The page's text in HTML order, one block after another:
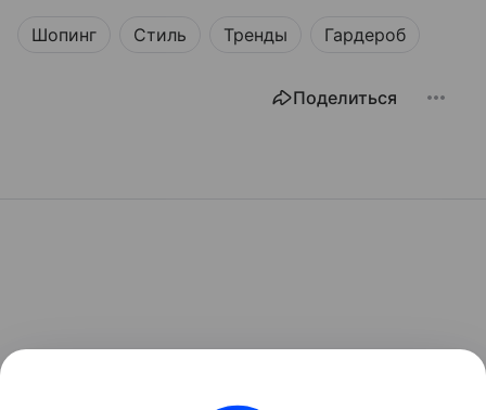
Шопинг Стиль Тренды Гардероб
Поделиться